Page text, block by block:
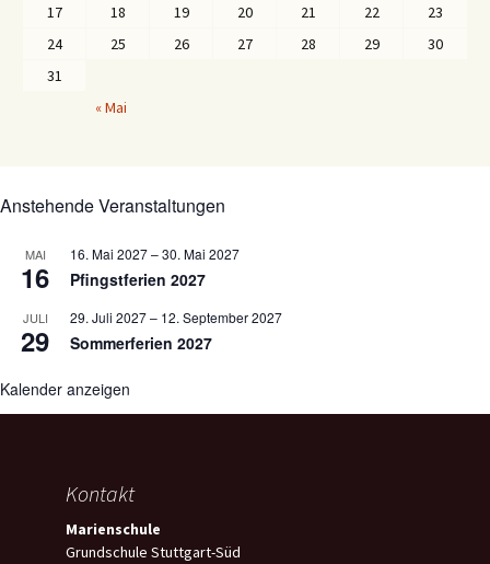
17
18 19 20 21 22
23
24
25 26 27 28 29
30
31
« Mai
Anstehende Veranstaltungen
MAI
16
16. Mai 2027–30. Mai 2027
Pfingstferien 2027
JULI
29
29. Juli 2027– 12. September 2027
Sommerferien 2027
Kalender anzeigen
Kontakt
Marienschule
Grundschule Stuttgart-Süd